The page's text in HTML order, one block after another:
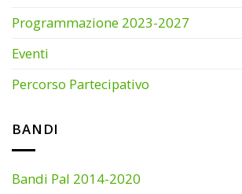
Programmazione 2023-2027
Eventi
Percorso Partecipativo
BANDI
Bandi Pal 2014-2020